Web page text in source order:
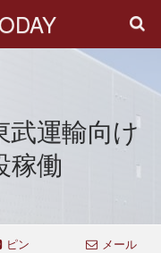
武運輸向け
稼働
ピン メール